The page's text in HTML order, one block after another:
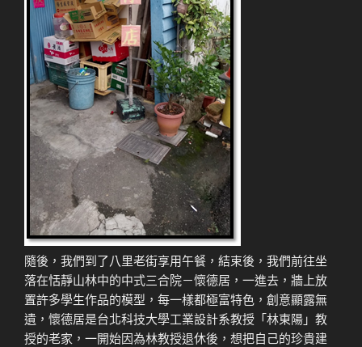
隨後，我們到了八里老街享用午餐，結束後，我們前往坐
落在恬靜山林中的中式三合院－懷德居，一進去，牆上放
置許多學生作品的模型，每一樣都極富特色，創意顯露無
遺，懷德居是台北科技大學工業設計系教授「林東陽」教
授的老家，一開始因為林教授退休後，想把自己的珍貴建